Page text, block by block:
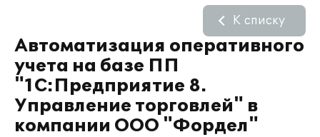
Автоматизация оперативного
учета на базе ПП
"1С:Предприятие 8.
Управление торговлей" в
компании ООО "Фордел"
К списку